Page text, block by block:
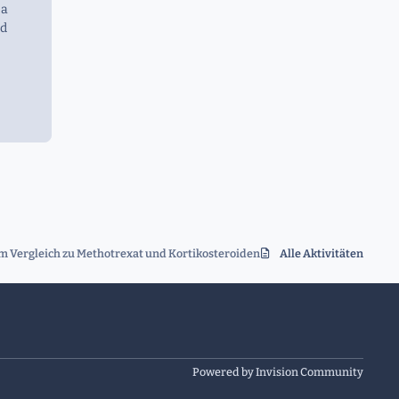
zu Methotrexat und Kortikosteroiden bei früher,Alle Aktivitäten
Powered byInvision Community